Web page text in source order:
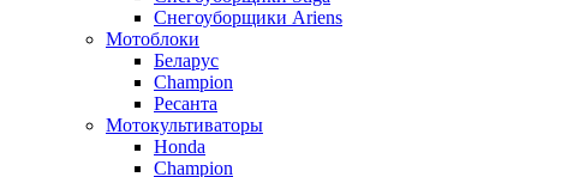
Снегоуборщики Ariens
Мотоблоки
Беларус
Champion
Ресанта
Мотокультиваторы
Honda
Champion